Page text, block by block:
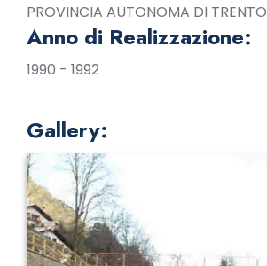
PROVINCIA AUTONOMA DI TRENTO
Anno di Realizzazione:
1990 - 1992
Gallery: